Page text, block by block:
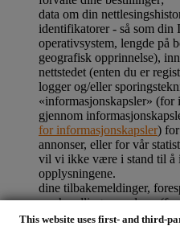
This website uses first- and third-
data om din
identifikatorer - så som din
operativsystem, lengde på
geografisk opprinnelse),
nettstedet (enten du er
logger og/eller
«informasjonskapsler» (for
gjennom
for informasjonskapsler) for
annonser, eller for vår
vil vi ikke være i stand til å
opplysningene.
dine tilbakemeldinger,
samhandlinger med oss
innlegg på sosiale medier,